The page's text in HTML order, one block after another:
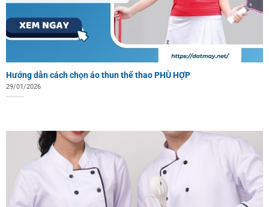
Hướng dẫn cách chọn áo thun thể thao PHÙ HỢP
29/01/2026